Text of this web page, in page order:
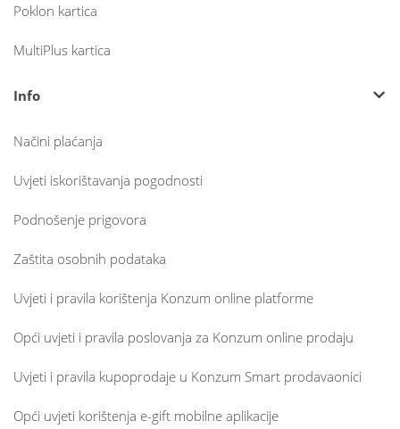
Poklon kartica
MultiPlus kartica
Info
Načini plaćanja
Uvjeti iskorištavanja pogodnosti
Podnošenje prigovora
Zaštita osobnih podataka
Uvjeti i pravila korištenja Konzum online platforme
Opći uvjeti i pravila poslovanja za Konzum online prodaju
Uvjeti i pravila kupoprodaje u Konzum Smart prodavaonici
Opći uvjeti korištenja e-gift mobilne aplikacije